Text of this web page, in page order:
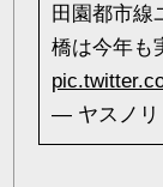
田園都市線
橋は今年も
— ヤスノリ